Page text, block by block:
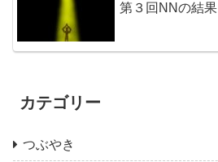
第３回NNの結果
カテゴリー
つぶやき